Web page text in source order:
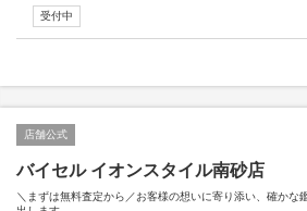
受付中
店舗公式
バイセル イオンスタイル南砂店
＼まずは無料査定から／お客様の想いに寄り添い、確かな